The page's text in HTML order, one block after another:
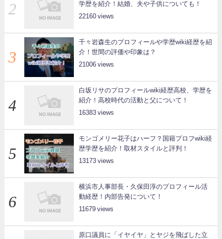
学歴を紹介！結婚、夫や子供についても！
22160
千々岩森生のプロフィールや学歴wiki経歴を紹
介！世間の評価や印象は？
21006
白坂リサのプロフィールwiki経歴高校、学歴を
紹介！高校時代の活動と父について！
16383
モンゴメリー花子はハーフ？国籍プロフwiki経
歴学歴を紹介！取材スタイルと評判！
13173
横浜市人事部長・久保田淳のプロフィール活
動経歴！内部告発について！
11679
原口議員に「イヤイヤ」とヤジを飛ばした立